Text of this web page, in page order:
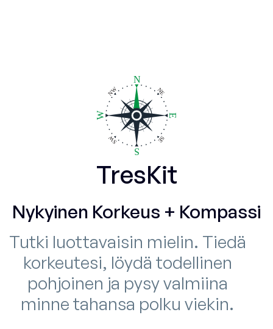
TresKit
Nykyinen Korkeus + Kompassi
Tutki luottavaisin mielin. Tiedä
korkeutesi, löydä todellinen
pohjoinen ja pysy valmiina
minne tahansa polku viekin.